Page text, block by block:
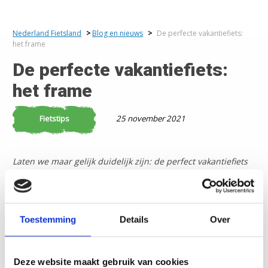
Toestemming Details Over
Deze website maakt gebruik van cookies
Nederland Fietsland > Blog en nieuws > De perfecte vakantiefiets:
het frame
De perfecte vakantiefiets:
het frame
Fietstips 25 november 2021
Laten we maar gelijk duidelijk zijn: de perfect vakantiefiets
bestaat niet. Zoveel mensen, zoveel wensen. Dat geldt dus
ook voor de vakantiefiets. Om je een beetje wegwijs te
maken in het enorme aanbod hebben we een aantal
belangrijke verschillen voor je op een rij gezet. In dit artikel
vertellen we je meer over de geometrie en het materiaal